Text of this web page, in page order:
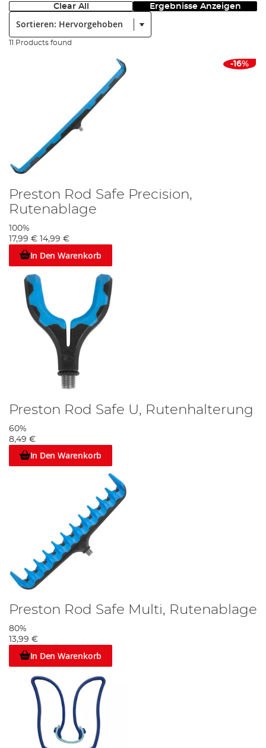
Clear All Ergebnisse Anzeigen
11 Products found
-16%
Preston Rod Safe Precision,
Rutenablage
100%
17,99 €
14,99 €
In Den Warenkorb
Preston Rod Safe U, Rutenhalterung
60%
8,49 €
In Den Warenkorb
Preston Rod Safe Multi, Rutenablage
80%
13,99 €
In Den Warenkorb